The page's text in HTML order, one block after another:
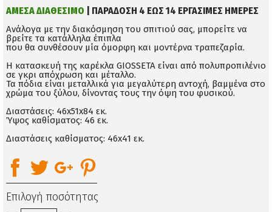
ΑΜΕΣΑ ΔΙΑΘΕΣΙΜΟ | ΠΑΡΑΔΟΣΗ 4 ΕΩΣ 14 ΕΡΓΑΣΙΜΕΣ ΗΜΕΡΕΣ
Ανάλογα με την διακόσμηση του σπιτιού σας, μπορείτε να
βρείτε τα κατάλληλα έπιπλα
που θα συνθέσουν μία όμορφη και μοντέρνα τραπεζαρία.
Η κατασκευή της καρέκλα GIOSSETA είναι από πολυπροπιλένιο
σε γκρι απόχρωση και μέταλλο.
Τα πόδια είναι μεταλλικά για μεγαλύτερη αντοχή, βαμμένα στο
χρώμα του ξύλου, δίνοντας τους την όψη του φυσικού.
Διαστάσεις: 46x51x84 εκ.
Ύψος καθίσματος: 46 εκ.
Διαστάσεις καθίσματος: 46x41 εκ.
Επιλογή ποσότητας